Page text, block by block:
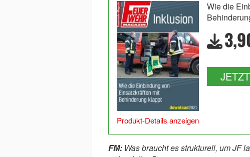
Produkt-Details anzeigen
Wie die
FM:Was braucht es strukturell, um JF